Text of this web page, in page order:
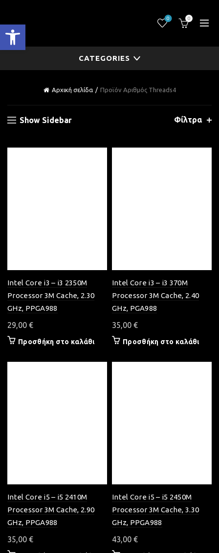
Ανοίξτε τη γραμμή εργαλείων
0 0
CATEGORIES
Αρχική σελίδα Προϊόν Αριθμός Threads4
Show Sidebar Φίλτρα
Intel Core i3 – i3 2350M
Processor 3M Cache, 2.30
GHz, PPGA988
29,00 €
Προσθήκη στο καλάθι
Intel Core i3 – i3 370M
Processor 3M Cache, 2.40
GHz, PGA988
35,00 €
Προσθήκη στο καλάθι
Intel Core i5 – i5 2410M
Processor 3M Cache, 2.90
GHz, PPGA988
35,00 €
Intel Core i5 – i5 2450M
Processor 3M Cache, 3.30
GHz, PPGA988
43,00 €